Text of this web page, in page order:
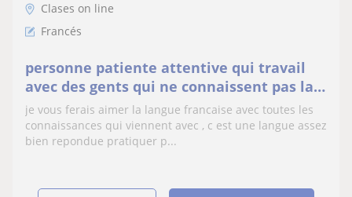
Clases on line
Francés
personne patiente attentive qui travail
avec des gents qui ne connaissent pas la
langue
je vous ferais aimer la langue francaise avec toutes les
connaissances qui viennent avec , c est une langue assez
bien repondue pratiquer p...